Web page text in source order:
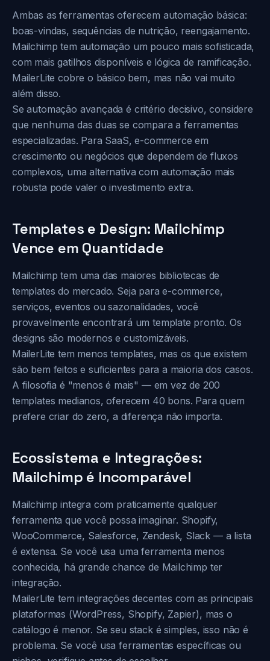
Ambas as ferramentas oferecem automação básica:
boas-vindas, sequências de nutrição, reengajamento.
Mailchimp tem automação um pouco mais sofisticada,
com mais gatilhos disponíveis e lógica de ramificação.
MailerLite cobre o básico bem, mas não vai muito
além disso.
Se automação avançada é critério decisivo, considere
que nenhuma das duas se compara a ferramentas
especializadas. Para SaaS, e-commerce em
crescimento ou negócios que dependem de fluxos
complexos, uma alternativa com automação mais
robusta pode valer o investimento extra.
Templates e Design: Mailchimp
Vence em Quantidade
Mailchimp tem uma das maiores bibliotecas de
templates do mercado. Seja para e-commerce,
serviços, eventos ou sazonalidades, você
provavelmente encontrará um template pronto. Os
designs são modernos e customizáveis.
MailerLite tem menos templates, mas os que existem
são bem feitos e suficientes para a maioria dos casos.
A filosofia é "menos é mais" — em vez de 200
templates medianos, oferecem 40 bons. Para quem
prefere criar do zero, a diferença não importa.
Ecossistema e Integrações:
Mailchimp é Incomparável
Mailchimp integra com praticamente qualquer
ferramenta que você possa imaginar. Shopify,
WooCommerce, Salesforce, Zendesk, Slack — a lista
é extensa. Se você usa uma ferramenta menos
conhecida, há grande chance de Mailchimp ter
integração.
MailerLite tem integrações decentes com as principais
plataformas (WordPress, Shopify, Zapier), mas o
catálogo é menor. Se seu stack é simples, isso não é
problema. Se você usa ferramentas específicas ou